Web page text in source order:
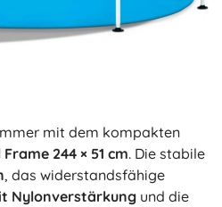
mit dem kompakten
244 × 51 cm. Die stabile
, das widerstandsfähige
Nylonverstärkung und die